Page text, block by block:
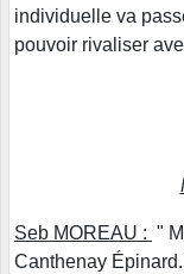
individuelle va
pouvoir rivaliser
Seb MOREAU : "
Canthenay